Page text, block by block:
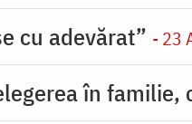
cu adevărat” - 23
în